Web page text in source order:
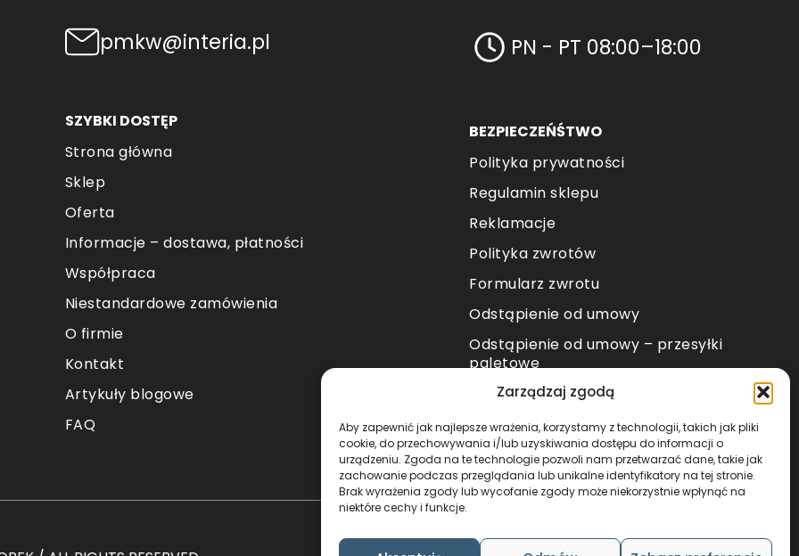
Zarządzaj zgodą
Aby zapewnić jak najlepsze wrażenia, korzystamy z technologii, takich jak pliki
cookie, do przechowywania i/lub uzyskiwania dostępu do informacji o
urządzeniu. Zgoda na te technologie pozwoli nam przetwarzać dane, takie jak
zachowanie podczas przeglądania lub unikalne identyfikatory na tej stronie.
Brak wyrażenia zgody lub wycofanie zgody może niekorzystnie wpłynąć na
niektóre cechy i funkcje.
pmkw@interia.pl
SZYBKI DOSTĘP
Strona główna
Sklep
Oferta
Informacje – dostawa, płatności
Współpraca
Niestandardowe zamówienia
O firmie
Kontakt
Artykuły blogowe
FAQ
PN - PT 08:00–18:00
BEZPIECZEŃŚTWO
Polityka prywatności
Regulamin sklepu
Reklamacje
Polityka zwrotów
Formularz zwrotu
Odstąpienie od umowy
Odstąpienie od umowy – przesyłki
paletowe
METODY PŁATNOŚCI